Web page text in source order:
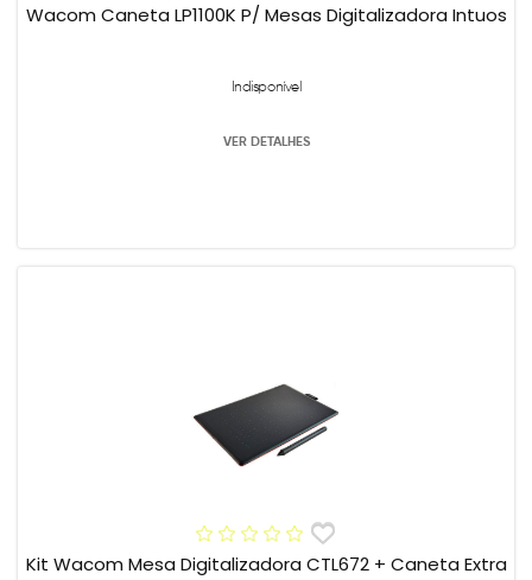
Wacom Caneta LP1100K P/ Mesas Digitalizadora Intuos
Indisponível
VER DETALHES
Kit Wacom Mesa Digitalizadora CTL672 + Caneta Extra